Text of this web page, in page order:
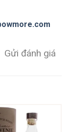
Gửi đánh giá